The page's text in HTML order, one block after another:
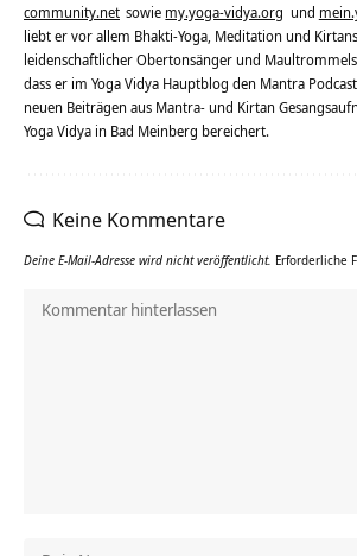
community.net sowie my.yoga-vidya.org und
liebt er vor allem Bhakti-Yoga, Meditation und
leidenschaftlicher Obertonsänger und
dass er im Yoga Vidya Hauptblog den Mantra
neuen Beiträgen aus Mantra- und Kirtan
Yoga Vidya in Bad Meinberg bereichert.
Keine Kommentare
Deine E-Mail-Adresse wird nicht veröffentlicht. Erforderliche